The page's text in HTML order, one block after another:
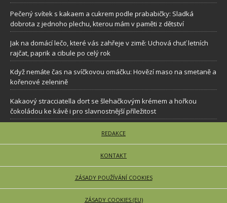
Pečený svítek s kakaem a cukrem podle prababičky: Sladká
dobrota z jednoho plechu, kterou mám v paměti z dětství
Jak na domácí lečo, které vás zahřeje v zimě: Uchová chuť letních
rajčat, paprik a cibule po celý rok
Když nemáte čas na svíčkovou omáčku: Hovězí maso na smetaně a
kořenové zelenině
Kakaový stracciatella dort se šlehačkovým krémem a hořkou
čokoládou ke kávě i pro slavnostnější příležitost
REDAKCE
KONTAKT
ZÁSADY POUŽÍVÁNÍ COOKIES
ZÁSADY COOKIES (EU)